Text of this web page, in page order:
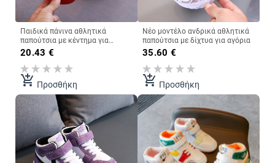
Παιδικά πάνινα αθλητικά
παπούτσια με κέντημα για
κορίτσια και αγόρια
20.43 €
add_shopping_cart Προσθήκη
Νέο μοντέλο ανδρικά αθλητικά
παπούτσια με δίχτυα για αγόρια
35.60 €
add_shopping_cart Προσθήκη